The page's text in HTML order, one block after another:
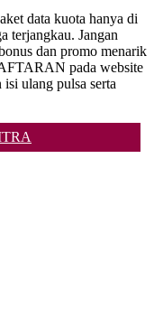
data kuota hanya di
terjangkau. Jangan
dan promo menarik
pada website
ulang pulsa serta